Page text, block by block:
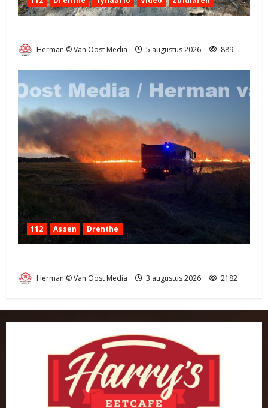
Herman © Van Oost Media 5 augustus 2026 889
112 Assen Drenthe
Herman © Van Oost Media 3 augustus 2026 2182